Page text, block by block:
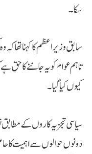
سکا۔
سابق وزیراعظم کا کہنا تھا کہ
تاہم عوام کو یہ جاننے کا حق
کیوں کیا گیا۔
سیاسی تجزیہ کاروں کے
دونوں حوالوں سے اہمیت